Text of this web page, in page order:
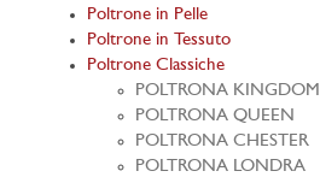
Poltrone in Pelle
Poltrone in Tessuto
Poltrone Classiche
POLTRONA KINGDOM
POLTRONA QUEEN
POLTRONA CHESTER
POLTRONA LONDRA